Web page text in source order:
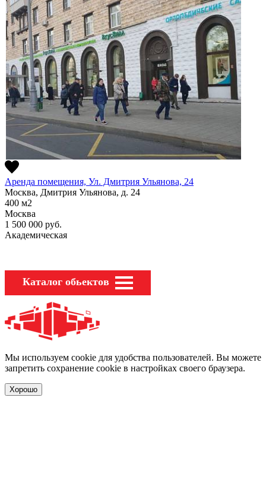
Аренда помещения, Ул. Дмитрия Ульянова, 24
Москва, Дмитрия Ульянова, д. 24
400 м2
Москва
1 500 000 руб.
Академическая
Каталог обьектов
Мы используем cookie для удобства пользователей. Вы можете
запретить сохранение cookie в настройках своего браузера.
Хорошо